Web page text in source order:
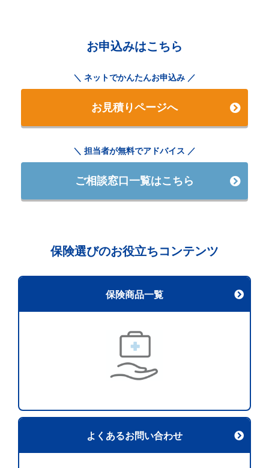
お申込みはこちら
ネットでかんたんお申込み
お見積りページへ
担当者が無料でアドバイス
ご相談窓口一覧はこちら
保険選びのお役立ちコンテンツ
保険商品一覧
よくあるお問い合わせ